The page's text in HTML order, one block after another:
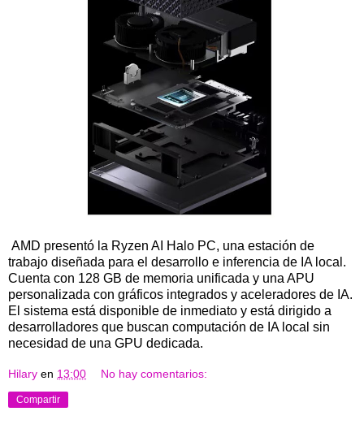
AMD presentó la Ryzen AI Halo PC, una estación de
trabajo diseñada para el desarrollo e inferencia de IA local.
Cuenta con 128 GB de memoria unificada y una APU
personalizada con gráficos integrados y aceleradores de IA.
El sistema está disponible de inmediato y está dirigido a
desarrolladores que buscan computación de IA local sin
necesidad de una GPU dedicada.
Hilary en 13:00 No hay comentarios:
Compartir